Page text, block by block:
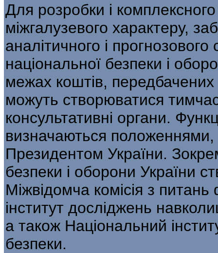
Для розробки і
міжгалузевого характеру,
аналітичного і
національної безпеки і
межах коштів,
можуть створюватися
консультативні органи.
визначаються
Президентом України.
безпеки і оборони України
Міжвідомча комісія з
інститут досліджень
а також Національний
безпеки.